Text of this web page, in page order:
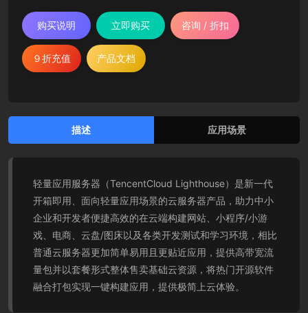
购买说明 立即购买 咨询 / 折扣
９折充值 产品文档
描述 应用场景
轻量应用服务器（TencentCloud Lighthouse）是新一代
开箱即用、面向轻量应用场景的云服务器产品，助力中小
企业和开发者便捷高效的在云端构建网站、小程序/小游
戏、电商、云盘/图床以及各类开发测试和学习环境，相比
普通云服务器更加简单易用且更贴近应用，提供高带宽流
量包并以套餐形式整体售卖基础云资源，将热门开源软件
融合打包实现一键构建应用，提供极简上云体验。